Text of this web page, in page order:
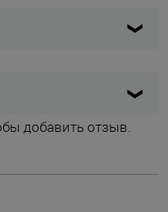
173-015-38
добавить отзыв.